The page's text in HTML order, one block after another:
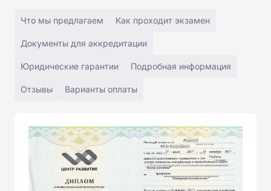
Что мы предлагаем Как проходит экзамен
Документы для аккредитации
Юридические гарантии Подробная информация
Отзывы Варианты оплаты